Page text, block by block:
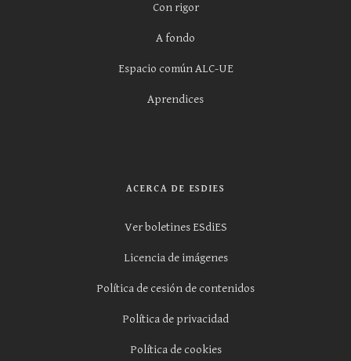
Con rigor
A fondo
Espacio común ALC-UE
Aprendices
ACERCA DE ESDIES
Ver boletines ESdiES
Licencia de imágenes
Política de cesión de contenidos
Política de privacidad
Política de cookies